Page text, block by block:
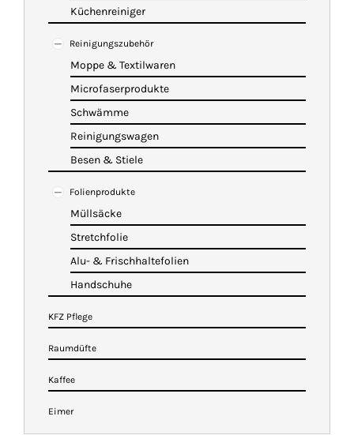
Küchenreiniger
Reinigungszubehör
Moppe & Textilwaren
Microfaserprodukte
Schwämme
Reinigungswagen
Besen & Stiele
Folienprodukte
Müllsäcke
Stretchfolie
Alu- & Frischhaltefolien
Handschuhe
KFZ Pflege
Raumdüfte
Kaffee
Eimer